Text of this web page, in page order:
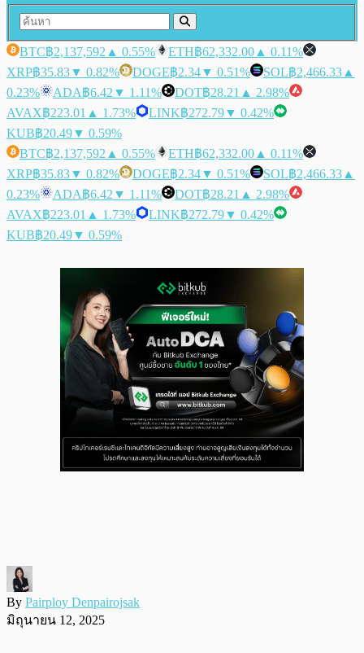
BTC฿2,137,592 ▲ 0.55% ETH฿62,332.00 ▲ 0.11%
XRP฿35.83▼ 0.82% DOGE฿2.34▼ 0.51% SOL฿2,466.33 ▲
0.23%
ADA฿6.42 ▼ 1.11% DOT฿28.21 ▲ 2.98%
AVAX฿223.01 ▲ 1.73% LINK฿272.79▼ 0.42%
KUB฿20.49▼ 0.59%
BTC฿2,137,592 ▲ 0.55% ETH฿62,332.00 ▲ 0.11%
XRP฿35.83▼ 0.82% DOGE฿2.34▼ 0.51% SOL฿2,466.33 ▲
0.23%
ADA฿6.42 ▼ 1.11% DOT฿28.21 ▲ 2.98%
AVAX฿223.01 ▲ 1.73% LINK฿272.79▼ 0.42%
KUB฿20.49▼ 0.59%
By Pairploy Denpairojsak
มิถุนายน 12, 2025